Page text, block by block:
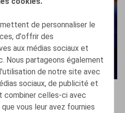
de personnaliser le
d'offrir des
aux médias sociaux et
Nous partageons également
de notre site avec
sociaux, de publicité et
combiner celles-ci avec
vous leur avez fournies
betrokkenheid en
enkele topics die tijdens